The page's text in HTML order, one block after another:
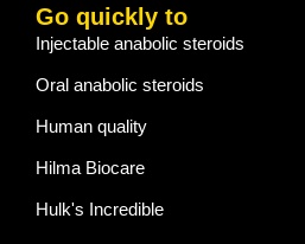
Go quickly to
Injectable anabolic steroids
Oral anabolic steroids
Human quality
Hilma Biocare
Hulk's Incredible